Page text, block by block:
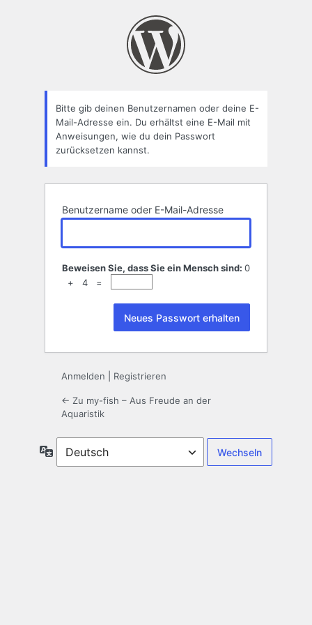
Bitte gib deinen Benutzernamen oder deine E-
Mail-Adresse ein. Du erhältst eine E-Mail mit
Anweisungen, wie du dein Passwort
zurücksetzen kannst.
Benutzername oder E-Mail-Adresse
Beweisen Sie, dass Sie ein Mensch sind: 0
+ 4 =
Anmelden Registrieren
← Zu my-fish – Aus Freude an der
Aquaristik
Sprache